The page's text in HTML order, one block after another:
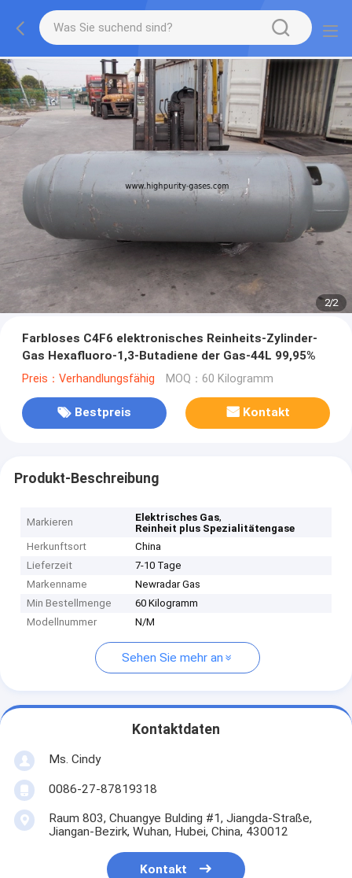
2/2
Farbloses C4F6 elektronisches Reinheits-Zylinder-
Gas Hexafluoro-1,3-Butadiene der Gas-44L 99,95%
Preis：Verhandlungsfähig MOQ：60 Kilogramm
Bestpreis Kontakt
Produkt-Beschreibung
Markieren Elektrisches Gas,
Reinheit plus Spezialitätengase
Herkunftsort
China
Lieferzeit
7-10 Tage
Markenname
Newradar Gas
Min Bestellmenge
60 Kilogramm
Modellnummer
N/M
Sehen Sie mehr an
Kontaktdaten
Ms. Cindy
0086-27-87819318
Raum 803, Chuangye Bulding #1, Jiangda-Straße,
Jiangan-Bezirk, Wuhan, Hubei, China, 430012
Kontakt